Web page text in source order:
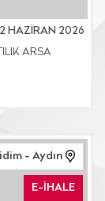
HAZİRAN 2026
ARSA
- Aydın
E-İHALE